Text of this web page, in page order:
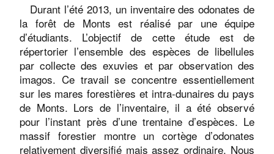
Durant l’été 2013, un inventaire des odonates de
la forêt de Monts est réalisé par une équipe
d’étudiants. L’objectif de cette étude est de
répertorier l’ensemble des espèces de libellules
par collecte des exuvies et par observation des
imagos. Ce travail se concentre essentiellement
sur les mares forestières et intra-dunaires du pays
de Monts. Lors de l’inventaire, il a été observé
pour l’instant près d’une trentaine d’espèces. Le
massif forestier montre un cortège d’odonates
relativement diversifié mais assez ordinaire. Nous